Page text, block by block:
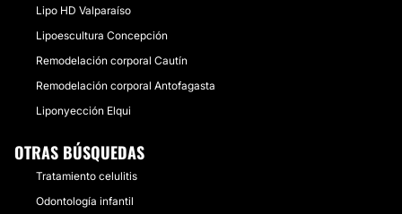
Lipo HD Valparaíso
Lipoescultura Concepción
Remodelación corporal Cautín
Remodelación corporal Antofagasta
Liponyección Elqui
OTRAS BÚSQUEDAS
Tratamiento celulitis
Odontología infantil